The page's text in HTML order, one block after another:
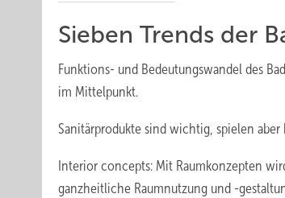
Sieben Trends der
Funktions- und Bedeutungswandel des
im Mittelpunkt.
Sanitärprodukte sind wichtig, spielen
Interior concepts: Mit Raumkonzepten
ganzheitliche Raumnutzung und -